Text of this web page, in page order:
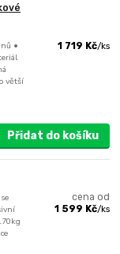
•
větší
1 719 Kč/ks
Přidat do košíku
cena od
1 599 Kč/ks